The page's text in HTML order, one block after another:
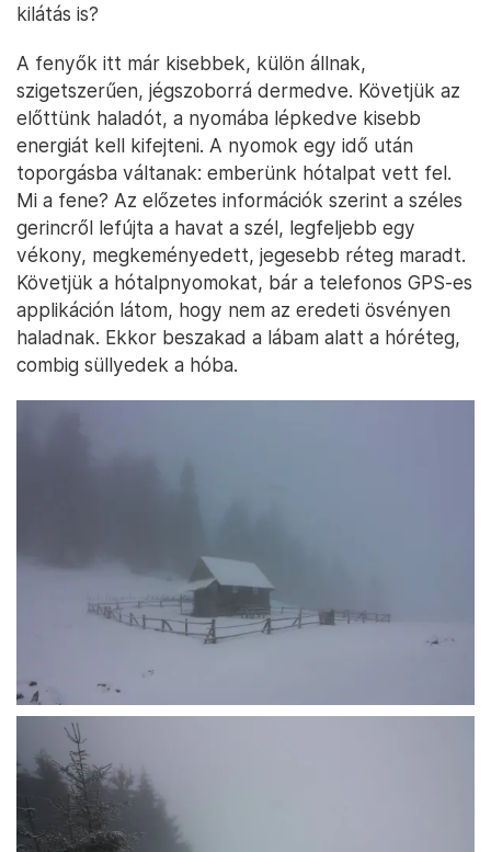
kilátás is?
A fenyők itt már kisebbek, külön állnak,
szigetszerűen, jégszoborrá dermedve. Követjük az
előttünk haladót, a nyomába lépkedve kisebb
energiát kell kifejteni. A nyomok egy idő után
toporgásba váltanak: emberünk hótalpat vett fel.
Mi a fene? Az előzetes információk szerint a széles
gerincről lefújta a havat a szél, legfeljebb egy
vékony, megkeményedett, jegesebb réteg maradt.
Követjük a hótalpnyomokat, bár a telefonos GPS-es
applikáción látom, hogy nem az eredeti ösvényen
haladnak. Ekkor beszakad a lábam alatt a hóréteg,
combig süllyedek a hóba.